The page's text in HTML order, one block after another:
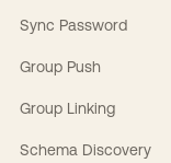
Sync Password
Group Push
Group Linking
Schema Discovery